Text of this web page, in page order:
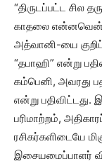
“திருடப்பட்ட சில
காதலை
அத்வானி-யை
“தபாஹி” என்று
கம்பெனி, அவரது
என்று
பரிமாற்றம்,
ரசிகர்களிடையே
இசையமைப்பாளர்